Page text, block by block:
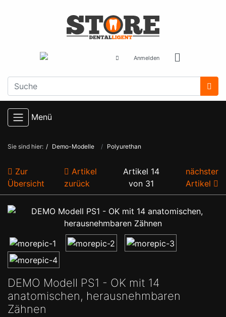
Anmelden
Menü
Sie sind hier: Demo-Modelle Polyurethan
Zur
Übersicht
Artikel
zurück
Artikel 14
von 31
nächster
Artikel
DEMO Modell PS1 - OK mit 14
anatomischen, herausnehmbaren
Zähnen